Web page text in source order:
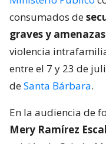
consumados de
graves y
violencia
entre el 7 y 23 de
deSanta Bárbara.
En la audiencia de
Mery Ramírez